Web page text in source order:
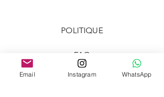
POLITIQUE
FAQ
Politique d&#39;expédition
Email Instagram WhatsApp